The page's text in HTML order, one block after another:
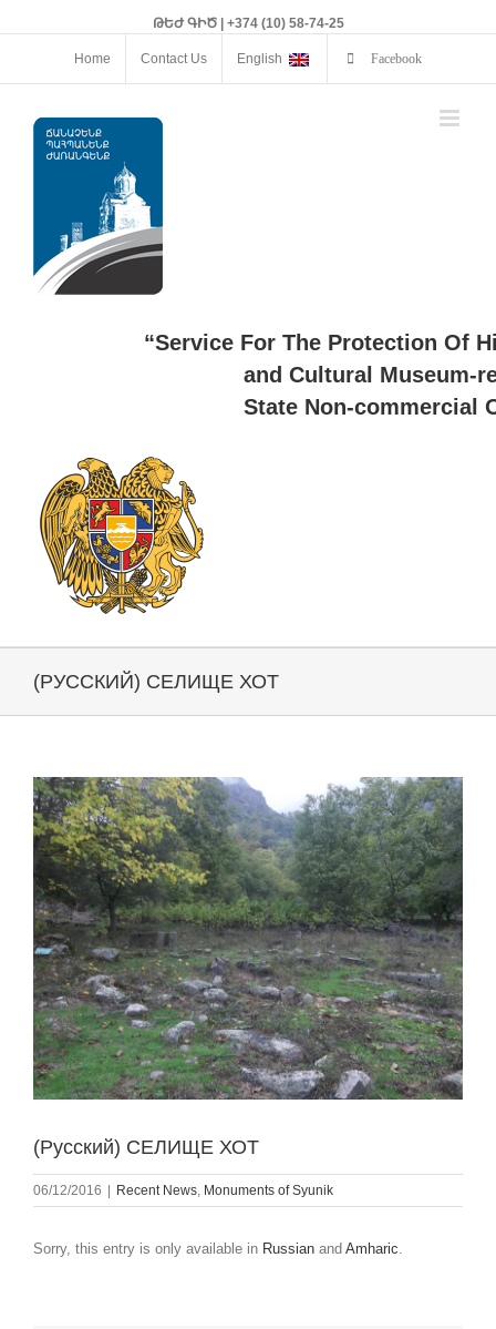
ԹԵԺ ԳԻԾ | +374 (10) 58-74-25
Home Contact Us English Facebook
“Service For The Protection Of
and Cultural Museum-
State Non-commercial
(РУССКИЙ) СЕЛИЩЕ ХОТ
View
Larger
Image
(Русский) СЕЛИЩЕ ХОТ
06/12/2016 Recent News, Monuments of Syunik
Sorry, this entry is only available in Russian and Amharic.